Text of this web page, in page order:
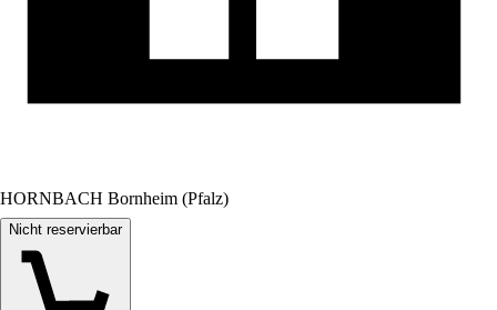
HORNBACH Bornheim (Pfalz)
Nicht reservierbar